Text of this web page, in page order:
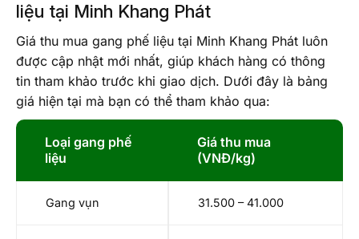
liệu tại Minh Khang Phát
Giá thu mua gang phế liệu tại Minh Khang Phát luôn
được cập nhật mới nhất, giúp khách hàng có thông
tin tham khảo trước khi giao dịch. Dưới đây là bảng
giá hiện tại mà bạn có thể tham khảo qua:
Loại gang phế
liệu
Giá thu mua
(VNĐ/kg)
Gang vụn 31.500 – 41.000